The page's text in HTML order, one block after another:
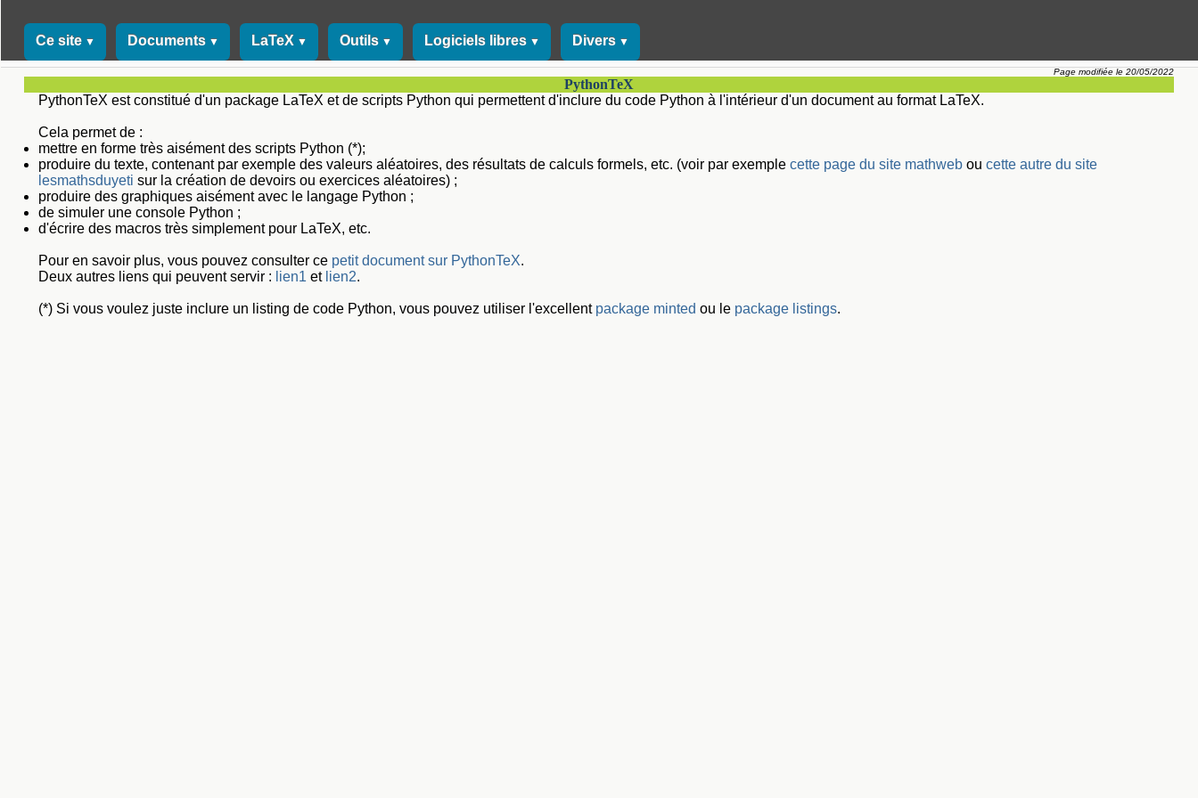
Ce site▼ Documents▼ LaTeX▼ Outils▼ Logiciels libres▼ Divers▼
Page modifiée le 20/05/2022
PythonTeX
PythonTeX est constitué d'un package LaTeX et de scripts Python qui permettent d'inclure du code Python à l'intérieur d'un document au format LaTeX.
Cela permet de :
mettre en forme très aisément des scripts Python (*);
produire du texte, contenant par exemple des valeurs aléatoires, des résultats de calculs formels, etc. (voir par exemple cette page du site mathwebou cette autre du site
lesmathsduyeti sur la création de devoirs ou exercices aléatoires) ;
produire des graphiques aisément avec le langage Python ;
de simuler une console Python ;
d'écrire des macros très simplement pour LaTeX, etc.
Pour en savoir plus, vous pouvez consulter ce petit document sur PythonTeX.
Deux autres liens qui peuvent servir : lien1 et lien2.
(*) Si vous voulez juste inclure un listing de code Python, vous pouvez utiliser l'excellent package minted ou le package listings.